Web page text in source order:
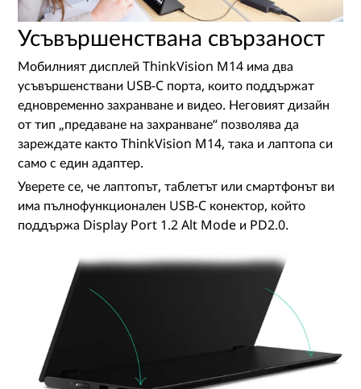
Усъвършенствана свързаност
Мобилният дисплей ThinkVision M14 има два
усъвършенствани USB-C порта, които поддържат
едновременно захранване и видео. Неговият дизайн
от тип „предаване на захранване“ позволява да
зареждате както ThinkVision M14, така и лаптопа си
само с един адаптер.
Уверете се, че лаптопът, таблетът или смартфонът ви
има пълнофункционален USB-C конектор, който
поддържа Display Port 1.2 Alt Mode и PD2.0.